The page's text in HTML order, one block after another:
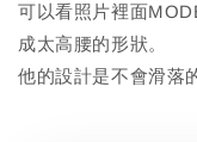
可以看照片裡面
成太高腰的形狀。
他的設計是不會滑落